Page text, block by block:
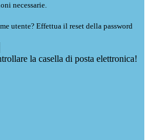
necessarie.
utente? Effettua il reset della password
la casella di posta elettronica!